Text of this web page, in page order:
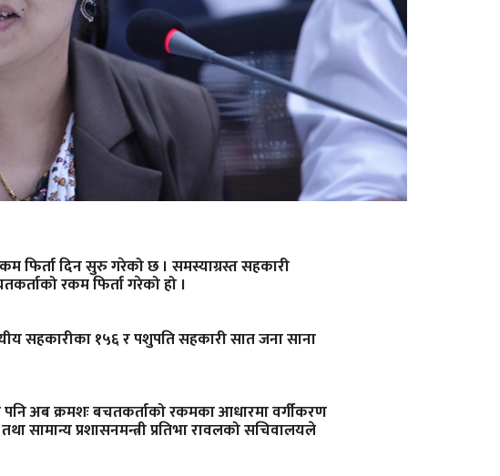
फिर्ता दिन सुरु गरेको छ । समस्याग्रस्त सहकारी
रकम फिर्ता गरेको हो ।
सहकारीका १५६ र पशुपति सहकारी सात जना साना
अब क्रमशः बचतकर्ताको रकमका आधारमा वर्गीकरण
सामान्य प्रशासनमन्त्री प्रतिभा रावलको सचिवालयले